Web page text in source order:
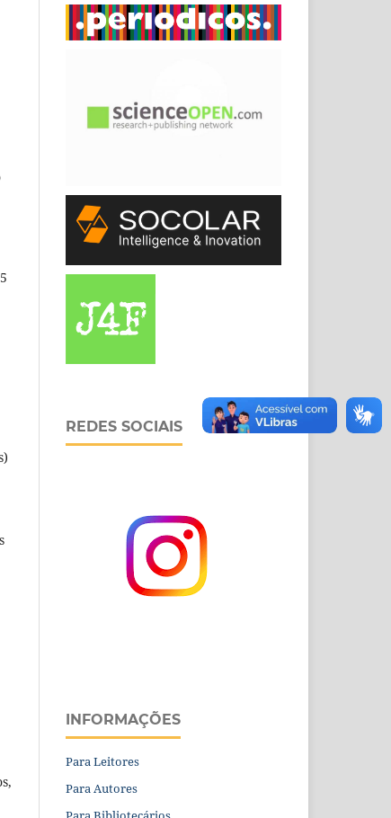
REDES SOCIAIS
INFORMAÇÕES
Para Leitores
Para Autores